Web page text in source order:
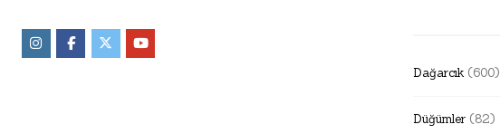
Dağarcık(600)
Düğümler(82)